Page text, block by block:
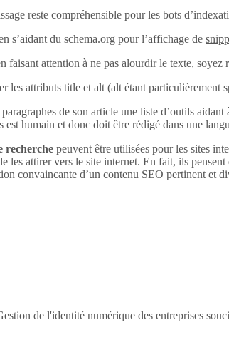
reste compréhensible pour les bots
s’aidant du schema.org pour l’affichage de
faisant attention à ne pas alourdir le texte, soyez
les attributs title et alt (alt étant particulièrement
de son article une liste d’outils
humain et donc doit être rédigé dans une
recherche peuvent être utilisées pour les sites
les attirer vers le site internet. En fait, ils
convaincante d’un contenu SEO pertinent et
de l'identité numérique des entreprises